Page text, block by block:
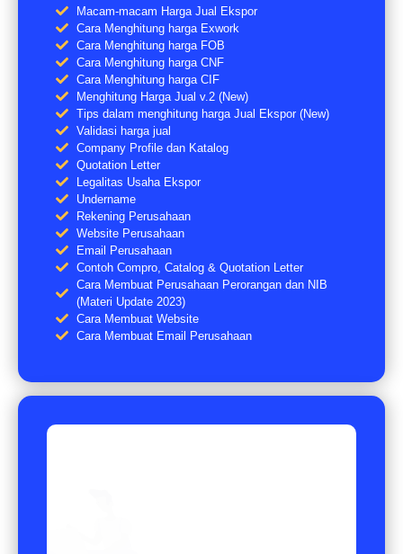
Macam-macam Harga Jual Ekspor
Cara Menghitung harga Exwork
Cara Menghitung harga FOB
Cara Menghitung harga CNF
Cara Menghitung harga CIF
Menghitung Harga Jual v.2 (New)
Tips dalam menghitung harga Jual Ekspor (New)
Validasi harga jual
Company Profile dan Katalog
Quotation Letter
Legalitas Usaha Ekspor
Undername
Rekening Perusahaan
Website Perusahaan
Email Perusahaan
Contoh Compro, Catalog & Quotation Letter
Cara Membuat Perusahaan Perorangan dan NIB
(Materi Update 2023)
Cara Membuat Website
Cara Membuat Email Perusahaan